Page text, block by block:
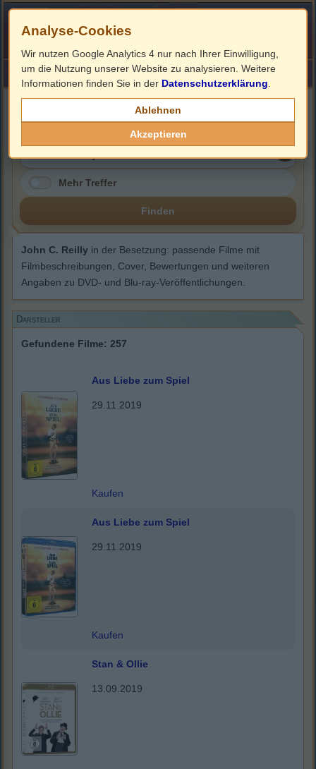
HOME ImpressumLinks
John C. Reilly
Mehr Treffer
Finden
John C. Reilly in der Besetzung: passende Filme mit
Filmbeschreibungen, Cover, Bewertungen und weiteren
Angaben zu DVD- und Blu-ray-Veröffentlichungen.
Darsteller
Gefundene Filme: 257
Aus Liebe zum Spiel
29.11.2019
Kaufen
Aus Liebe zum Spiel
29.11.2019
Kaufen
Stan & Ollie
13.09.2019
Analyse-Cookies
Wir nutzen Google Analytics 4 nur nach Ihrer Einwilligung,
um die Nutzung unserer Website zu analysieren. Weitere
Informationen finden Sie in der Datenschutzerklärung
Ablehnen
Akzeptieren